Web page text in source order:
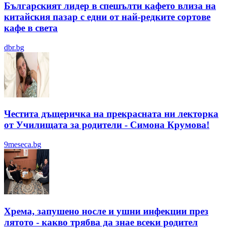
Българският лидер в спешълти кафето влиза на
китайския пазар с едни от най-редките сортове
кафе в света
dbr.bg
Честита дъщеричка на прекрасната ни лекторка
от Училищата за родители - Симона Крумова!
9meseca.bg
Хрема, запушено носле и ушни инфекции през
лятотo - какво трябва да знае всеки родител